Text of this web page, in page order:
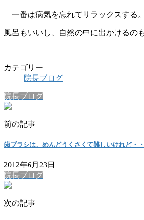
一番は病気を忘れてリラックスする
風呂もいいし、自然の中に出かけるの
カテゴリー
院長ブログ
院長ブログ
前の記事
歯ブラシは、めんどうくさくて難しいけれど・
2012年6月23日
院長ブログ
次の記事